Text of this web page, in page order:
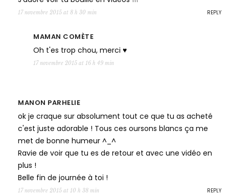
17 novembre 2015 at 8 h 30 min REPLY
MAMAN COMÈTE
Oh t'es trop chou, merci ♥
17 novembre 2015 at 16 h 49 min
MANON PARHELIE
ok je craque sur absolument tout ce que tu as acheté
c'est juste adorable ! Tous ces oursons blancs ça me
met de bonne humeur ^_^
Ravie de voir que tu es de retour et avec une vidéo en
plus !
Belle fin de journée à toi !
17 novembre 2015 at 10 h 38 min REPLY